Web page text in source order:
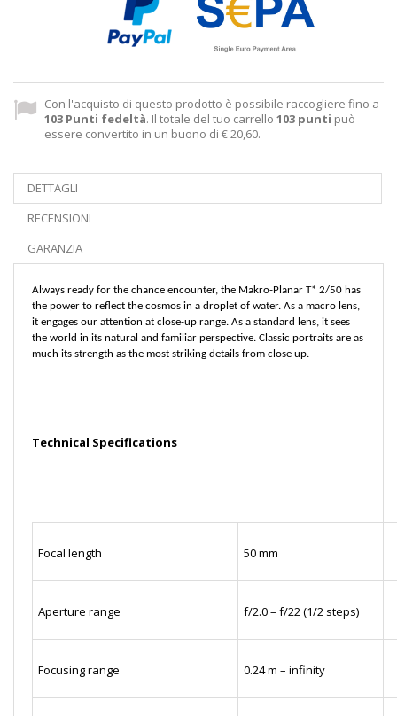
Con l'acquisto di questo prodotto è possibile raccogliere fino a
103 Punti fedeltà. Il totale del tuo carrello 103 punti può
essere convertito in un buono di € 20,60.
DETTAGLI
RECENSIONI
GARANZIA
Always ready for the chance encounter, the Makro-Planar T* 2/50 has
the power to reflect the cosmos in a droplet of water. As a macro lens,
it engages our attention at close-up range. As a standard lens, it sees
the world in its natural and familiar perspective. Classic portraits are as
much its strength as the most striking details from close up.
Technical Specifications
Focal length 50 mm
Aperture range f/2.0 – f/22 (1/2 steps)
Focusing range 0.24 m – infinity